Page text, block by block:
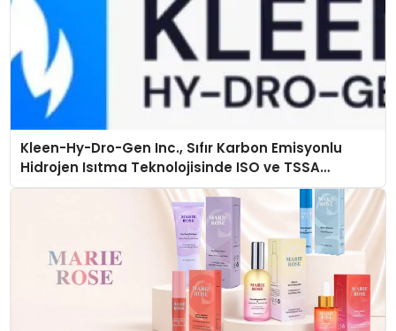
Kleen-Hy-Dro-Gen Inc., Sıfır Karbon Emisyonlu
Hidrojen Isıtma Teknolojisinde ISO ve TSSA
Düzenleyici Onaylarını Aldı